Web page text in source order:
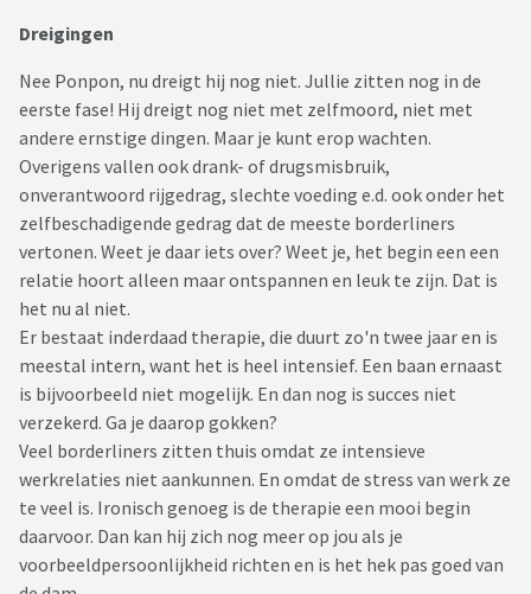
Dreigingen
Nee Ponpon, nu dreigt hij nog niet. Jullie zitten nog in de
eerste fase! Hij dreigt nog niet met zelfmoord, niet met
andere ernstige dingen. Maar je kunt erop wachten.
Overigens vallen ook drank- of drugsmisbruik,
onverantwoord rijgedrag, slechte voeding e.d. ook onder het
zelfbeschadigende gedrag dat de meeste borderliners
vertonen. Weet je daar iets over? Weet je, het begin een een
relatie hoort alleen maar ontspannen en leuk te zijn. Dat is
het nu al niet.
Er bestaat inderdaad therapie, die duurt zo'n twee jaar en is
meestal intern, want het is heel intensief. Een baan ernaast
is bijvoorbeeld niet mogelijk. En dan nog is succes niet
verzekerd. Ga je daarop gokken?
Veel borderliners zitten thuis omdat ze intensieve
werkrelaties niet aankunnen. En omdat de stress van werk ze
te veel is. Ironisch genoeg is de therapie een mooi begin
daarvoor. Dan kan hij zich nog meer op jou als je
voorbeeldpersoonlijkheid richten en is het hek pas goed van